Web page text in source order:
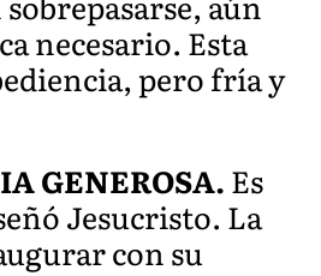
necesario. Esta
pero fría y
GENEROSA.Es
Jesucristo. La
con su